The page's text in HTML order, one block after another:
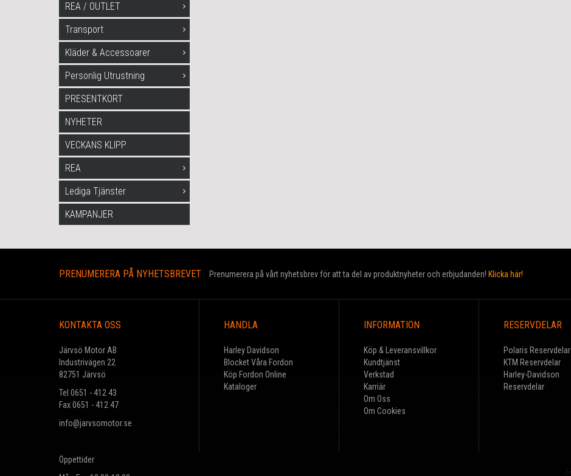
REA / OUTLET
Transport
Kläder & Accessoarer
Personlig Utrustning
PRESENTKORT
NYHETER
VECKANS KLIPP
REA
Lediga Tjänster
KAMPANJER
PRENUMERERA PÅ NYHETSBREVET Prenumerera på vårt nyhetsbrev för att ta del av produktnyheter och erbjudanden! Klicka här!
KONTAKTA OSS
Järvsö Motor AB
Industrivägen 22
82751 Järvsö
Tel 0651 - 412 43
Fax 0651 - 412 47
info@jarvsomotor.se
Öppettider
HANDLA
Harley Davidson
Blocket Våra Fordon
Köp Fordon Online
Kataloger
INFORMATION
Köp & Leveransvillkor
Kundtjänst
Verkstad
Karriär
Om Oss
Om Cookies
RESERVDELAR
Polaris Reservdelar
KTM Reservdelar
Harley-Davidson
Reservdelar